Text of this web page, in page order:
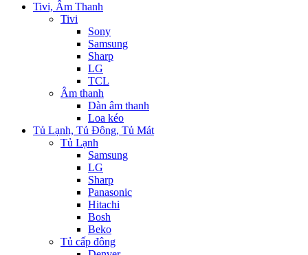
Tivi, Âm Thanh
Tivi
Sony
Samsung
Sharp
LG
TCL
Âm thanh
Dàn âm thanh
Loa kéo
Tủ Lạnh, Tủ Đông, Tủ Mát
Tủ Lạnh
Samsung
LG
Sharp
Panasonic
Hitachi
Bosh
Beko
Tủ cấp đông